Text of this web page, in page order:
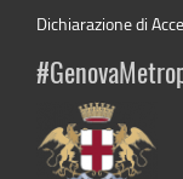
Dichiarazione di